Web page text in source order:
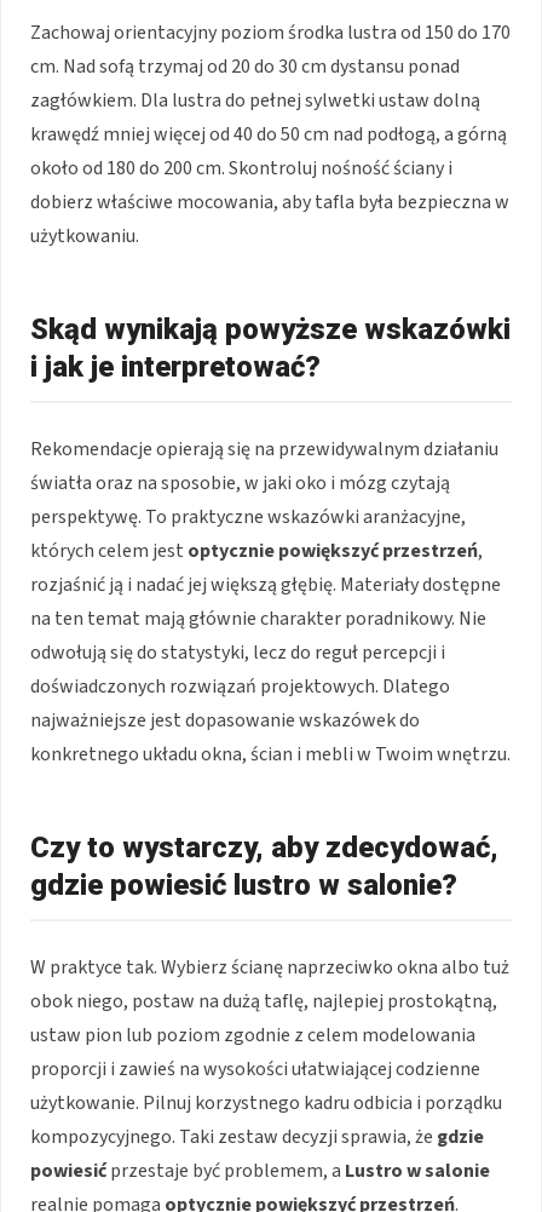
Zachowaj orientacyjny poziom środka lustra od 150 do 170
cm. Nad sofą trzymaj od 20 do 30 cm dystansu ponad
zagłówkiem. Dla lustra do pełnej sylwetki ustaw dolną
krawędź mniej więcej od 40 do 50 cm nad podłogą, a górną
około od 180 do 200 cm. Skontroluj nośność ściany i
dobierz właściwe mocowania, aby tafla była bezpieczna w
użytkowaniu.
Skąd wynikają powyższe wskazówki
i jak je interpretować?
Rekomendacje opierają się na przewidywalnym działaniu
światła oraz na sposobie, w jaki oko i mózg czytają
perspektywę. To praktyczne wskazówki aranżacyjne,
których celem jest optycznie powiększyć przestrzeń,
rozjaśnić ją i nadać jej większą głębię. Materiały dostępne
na ten temat mają głównie charakter poradnikowy. Nie
odwołują się do statystyki, lecz do reguł percepcji i
doświadczonych rozwiązań projektowych. Dlatego
najważniejsze jest dopasowanie wskazówek do
konkretnego układu okna, ścian i mebli w Twoim wnętrzu.
Czy to wystarczy, aby zdecydować,
gdzie powiesić lustro w salonie?
W praktyce tak. Wybierz ścianę naprzeciwko okna albo tuż
obok niego, postaw na dużą taflę, najlepiej prostokątną,
ustaw pion lub poziom zgodnie z celem modelowania
proporcji i zawieś na wysokości ułatwiającej codzienne
użytkowanie. Pilnuj korzystnego kadru odbicia i porządku
kompozycyjnego. Taki zestaw decyzji sprawia, że gdzie
powiesićprzestaje być problemem, a Lustro w salonie
realnie pomaga optycznie powiększyć przestrzeń.